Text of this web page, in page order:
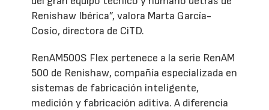
Renishaw Ibérica”, valora Marta García-
Cosío, directora de CiTD.
RenAM500S Flex pertenece a la serie RenAM
500 de Renishaw, compañía especializada en
sistemas de fabricación inteligente,
medición y fabricación aditiva. A diferencia